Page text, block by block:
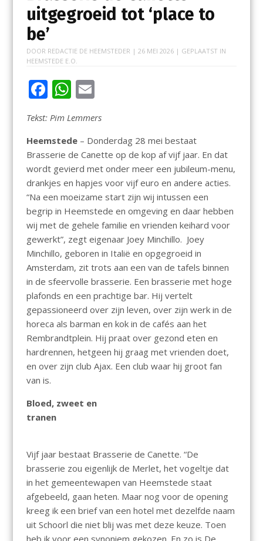
uitgegroeid tot ‘place to
be’
DOOR REDACTIE DE HEEMSTEDER | 26 MEI 2026| GEPLAATST IN
HEEMSTEDE E.O.
F
e
b
o
o
k
W
at
s
A
p
p
E
ai
l
Tekst: Pim Lemmers
Heemstede– Donderdag 28 mei bestaat
Brasserie de Canette op de kop af vijf jaar. En dat
wordt gevierd met onder meer een jubileum-menu,
drankjes en hapjes voor vijf euro en andere acties.
“Na een moeizame start zijn wij intussen een
begrip in Heemstede en omgeving en daar hebben
wij met de gehele familie en vrienden keihard voor
gewerkt”, zegt eigenaar Joey Minchillo. Joey
Minchillo, geboren in Italië en opgegroeid in
Amsterdam, zit trots aan een van de tafels binnen
in de sfeervolle brasserie. Een brasserie met hoge
plafonds en een prachtige bar. Hij vertelt
gepassioneerd over zijn leven, over zijn werk in de
horeca als barman en kok in de cafés aan het
Rembrandtplein. Hij praat over gezond eten en
hardrennen, hetgeen hij graag met vrienden doet,
en over zijn club Ajax. Een club waar hij groot fan
van is.
Bloed, zweet en
tranen
Vijf jaar bestaat Brasserie de Canette. “De
brasserie zou eigenlijk de Merlet, het vogeltje dat
in het gemeentewapen van Heemstede staat
afgebeeld, gaan heten. Maar nog voor de opening
kreeg ik een brief van een hotel met dezelfde naam
uit Schoorl die niet blij was met deze keuze. Toen
heb ik voor een synoniem gekozen. En zo is De